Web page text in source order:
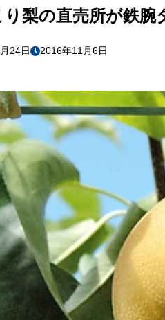
り梨の直売所が鉄腕
24日 2016年11月6日